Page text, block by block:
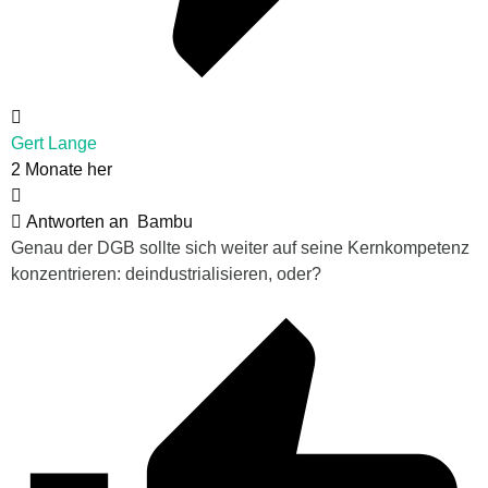
Gert Lange
2 Monate her
Antworten an
Bambu
Genau der DGB sollte sich weiter auf seine Kernkompetenz
konzentrieren: deindustrialisieren, oder?